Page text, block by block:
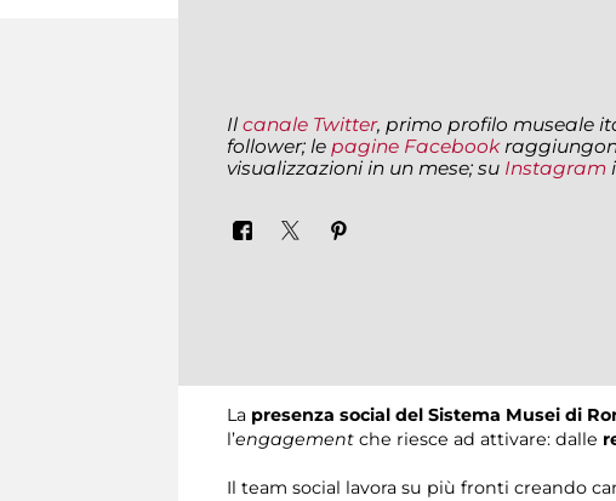
Il canale Twitter, primo profilo museale
follower; le pagine Facebook
visualizzazioni in un mese; su Instagram
La presenza social del Sistema Musei di
l’engagement che riesce ad attivare: dalle
Il team social lavora su più fronti creando